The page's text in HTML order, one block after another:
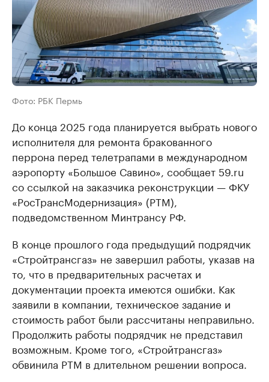
Фото: РБК Пермь
До конца 2025 года планируется выбрать нового
исполнителя для ремонта бракованного
перрона перед телетрапами в международном
аэропорту «Большое Савино», сообщает 59.ru
со ссылкой на заказчика реконструкции — ФКУ
«РосТрансМодернизация» (РТМ),
подведомственном Минтрансу РФ.
В конце прошлого года предыдущий подрядчик
«Стройтрансгаз» не завершил работы, указав на
то, что в предварительных расчетах и
документации проекта имеются ошибки. Как
заявили в компании, техническое задание и
стоимость работ были рассчитаны неправильно.
Продолжить работы подрядчик не представил
возможным. Кроме того, «Стройтрансгаз»
обвинила РТМ в длительном решении вопроса.